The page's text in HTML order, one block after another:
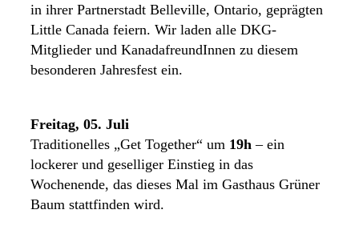
in ihrer Partnerstadt Belleville, Ontario, geprägten
Little Canada feiern. Wir laden alle DKG-
Mitglieder und KanadafreundInnen zu diesem
besonderen Jahresfest ein.
Freitag, 05. Juli
Traditionelles „Get Together“ um 19h – ein
lockerer und geselliger Einstieg in das
Wochenende, das dieses Mal im Gasthaus Grüner
Baum stattfinden wird.